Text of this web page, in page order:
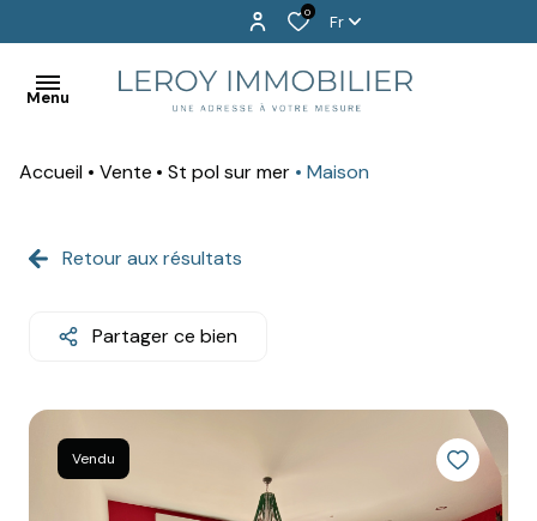
0 Fr
Menu
EXCLUSIVITÉS
LOUER
PROGRAMMES
NEUFS
VENDU
Accueil Vente St pol sur mer Maison
Retour aux résultats
Partager ce bien
Vendu